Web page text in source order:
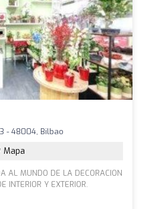
- 48004, Bilbao
Mapa
AL MUNDO DE LA DECORACION
INTERIOR Y EXTERIOR.